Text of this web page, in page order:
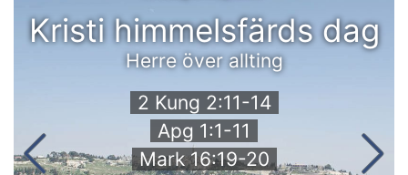
Kristi himmelsfärds dag
Herre över allting
2 Kung 2:11-14
Apg 1:1-11
Mark 16:19-20